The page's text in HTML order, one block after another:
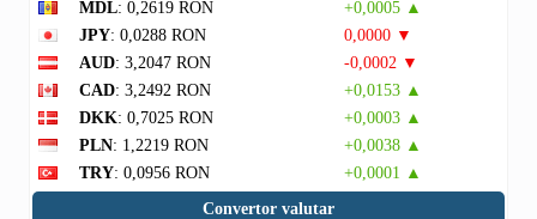
MDL: 0,2619 RON
+0,0005 ▲
JPY: 0,0288 RON
0,0000 ▼
AUD: 3,2047 RON
-0,0002 ▼
CAD: 3,2492 RON
+0,0153 ▲
DKK: 0,7025 RON
+0,0003 ▲
PLN: 1,2219 RON
+0,0038 ▲
TRY: 0,0956 RON
+0,0001 ▲
Convertor valutar